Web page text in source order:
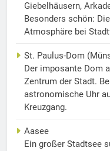
Giebelhäusern,
Besonders schön:
Atmosphäre bei
St. Paulus-Dom
Der imposante Dom
Zentrum der Stadt.
astronomische Uhr
Kreuzgang.
Aasee
Ein großer Stadtsee